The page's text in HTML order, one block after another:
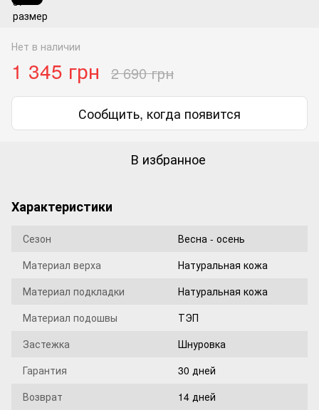
Нет в наличии
1 345 грн 2 690 грн
Сообщить, когда появится
В избранное
Характеристики
Сезон
Весна - осень
Материал верха
Натуральная кожа
Материал подкладки
Натуральная кожа
Материал подошвы
ТЭП
Застежка
Шнуровка
Гарантия
30 дней
Возврат
14 дней